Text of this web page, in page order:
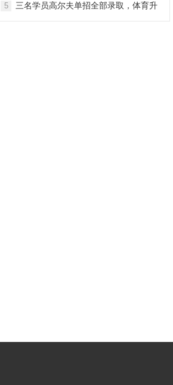
主题教育实践帮扶调研活动
5
三名学员高尔夫单招全部录取，体育升